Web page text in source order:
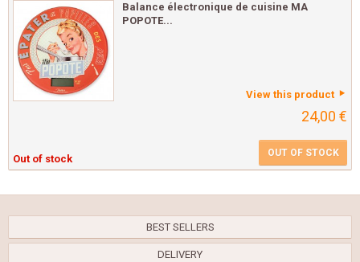
Balance électronique de cuisine MA
POPOTE...
View this product
24,00 €
Out of stock OUT OF STOCK
BEST SELLERS
DELIVERY